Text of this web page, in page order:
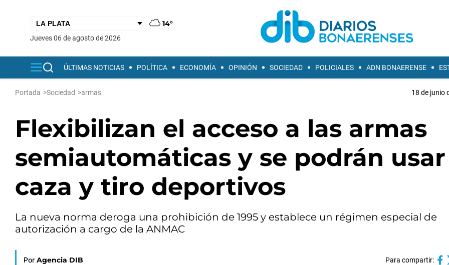
14°
jueves 06 de agosto de 2026
ÚLTIMAS NOTICIAS POLÍTICA ECONOMÍA OPINIÓN SOCIEDAD POLICIALES ADN BONAERENSE
Portada >Sociedad >armas 18 de junio
Flexibilizan el acceso a las armas
semiautomáticas y se podrán
caza y tiro deportivos
La nueva norma deroga una prohibición de 1995 y establece un régimen especial de
autorización a cargo de la ANMAC
Por Agencia DIB Para compartir: